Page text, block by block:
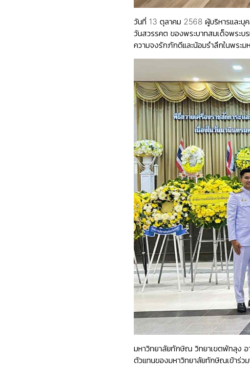
วันที่ 13 ตุลาคม 2568 ผู้บริหารและบุ
วันสวรรคต ของพระบาทสมเด็จพระ
ความจงรักภักดีและน้อมรำลึกในพระ
มหาวิทยาลัยทักษิณ วิทยาเขตพัทลุง อ
ตัวแทนของมหาวิทยาลัยทักษิณเข้าร่